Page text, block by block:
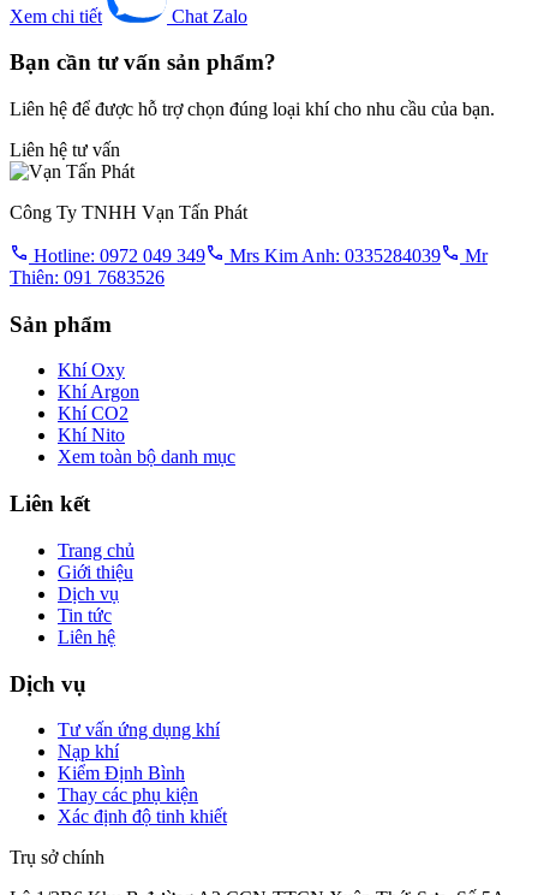
Xem chi tiết Chat Zalo
Bạn cần tư vấn sản phẩm?
Liên hệ để được hỗ trợ chọn đúng loại khí cho nhu cầu của bạn.
Liên hệ tư vấn
Công Ty TNHH Vạn Tấn Phát
Hotline: 0972 049 349 Mrs Kim Anh: 0335284039
Mr
Thiên: 091 7683526
Sản phẩm
Khí Oxy
Khí Argon
Khí CO2
Khí Nito
Xem toàn bộ danh mục
Liên kết
Trang chủ
Giới thiệu
Dịch vụ
Tin tức
Liên hệ
Dịch vụ
Tư vấn ứng dụng khí
Nạp khí
Kiểm Định Bình
Thay các phụ kiện
Xác định độ tinh khiết
Trụ sở chính